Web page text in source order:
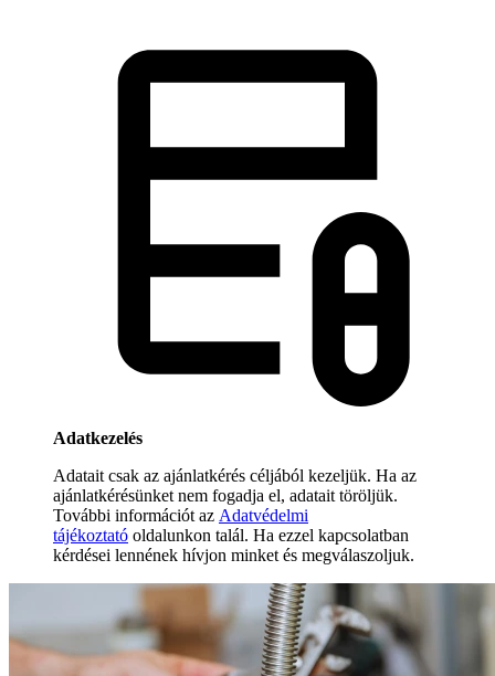
Adatkezelés
Adatait csak az ajánlatkérés céljából kezeljük. Ha az
ajánlatkérésünket nem fogadja el, adatait töröljük.
További információt az Adatvédelmi
tájékoztató oldalunkon talál. Ha ezzel kapcsolatban
kérdései lennének hívjon minket és megválaszoljuk.